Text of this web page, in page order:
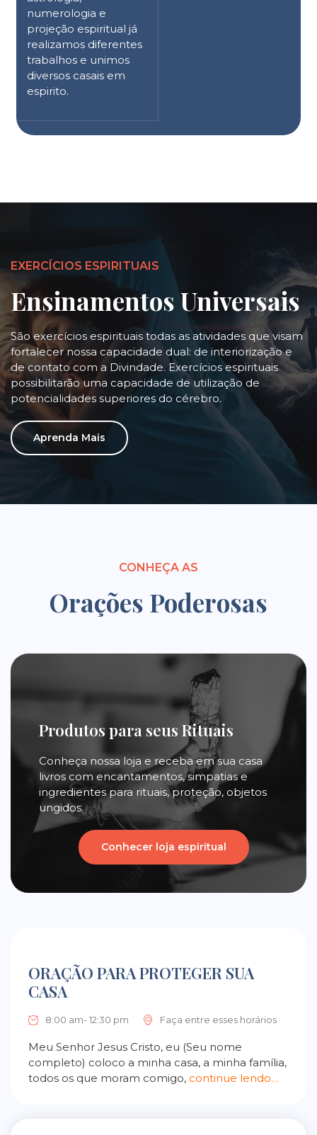
numerologia e
projeção espiritual já
realizamos diferentes
trabalhos e unimos
diversos casais em
espirito.
EXERCÍCIOS ESPIRITUAIS
Ensinamentos Universais
São exercícios espirituais todas as atividades que visam
fortalecer nossa capacidade dual: de interiorização e
de contato com a Divindade. Exercícios espirituais
possibilitarão uma capacidade de utilização de
potencialidades superiores do cérebro.
Aprenda Mais
CONHEÇA AS
Orações Poderosas
Produtos para seus Rituais
Conheça nossa loja e receba em sua casa
livros com encantamentos, simpatias e
ingredientes para rituais, proteção, objetos
ungidos.
Conhecer loja espiritual
ORAÇÃO PARA PROTEGER SUA
CASA
8:00 am- 12:30 pm Faça entre esses horários
Meu Senhor Jesus Cristo, eu (Seu nome
completo) coloco a minha casa, a minha família,
todos os que moram comigo, continue lendo…